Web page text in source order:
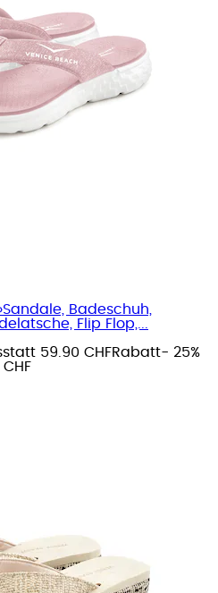
Badeschuh,
Flip Flop,...
statt 59.90 CHFRabatt- 25%